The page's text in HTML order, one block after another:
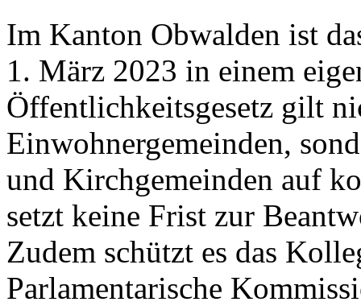
Im Kanton Obwalden ist
1. März 2023 in einem
Öffentlichkeitsgesetz gilt
Einwohnergemeinden,
und Kirchgemeinden auf
setzt keine Frist zur
Zudem schützt es das
Parlamentarische